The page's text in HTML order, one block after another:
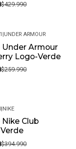
$429.990
|UNDER ARMOUR
Under Armour
Logo-Verde
$259.990
|NIKE
Nike Club
$394.990